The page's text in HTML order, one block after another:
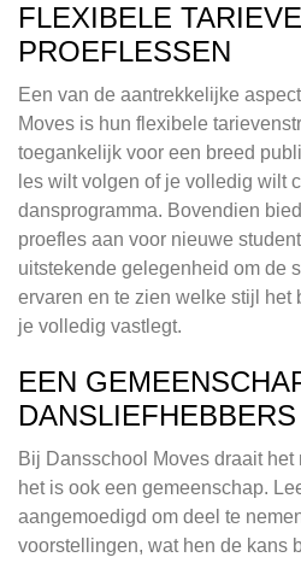
FLEXIBELE
PROEFLESSEN
Een van de aantrekkelijke
Moves is hun flexibele
toegankelijk voor een breed
les wilt volgen of je volledig wilt
dansprogramma. Bovendien
proefles aan voor nieuwe
uitstekende gelegenheid om de
ervaren en te zien welke stijl het
je volledig vastlegt.
EEN
DANSLIEFHEBBERS
Bij Dansschool Moves draait
het is ook een gemeenschap.
aangemoedigd om deel te
voorstellingen, wat hen de kans